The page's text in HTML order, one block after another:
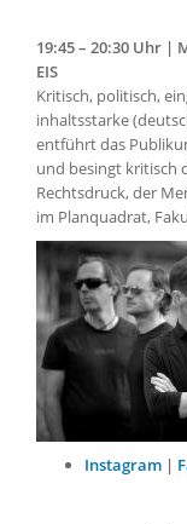
19:45 – 20:30 Uhr |
EIS
Kritisch, politisch,
inhaltsstarke
entführt das
und besingt kritisch
Rechtsdruck, der
im Planquadrat,
Instagram |